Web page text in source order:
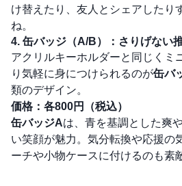
け替えたり、友人とシェアしたり
ね。
4. 缶バッジ（A/B）：さりげない
アクリルキーホルダーと同じくミ
り気軽に身につけられるのが缶バ
類のデザイン。
価格：各800円（税込）
缶バッジAは、青を基調とした爽
い笑顔が魅力。気分転換や応援の
ーチや小物ケースに付けるのも素